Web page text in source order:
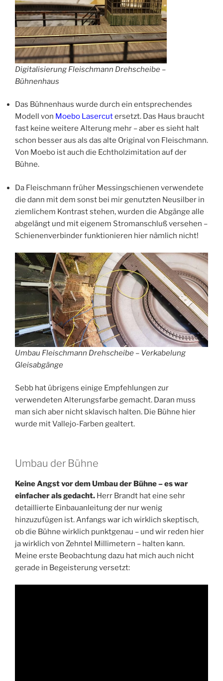
Digitalisierung Fleischmann Drehscheibe –
Bühnenhaus
Das Bühnenhaus wurde durch ein entsprechendes
Modell von Moebo Lasercutersetzt. Das Haus braucht
fast keine weitere Alterung mehr – aber es sieht halt
schon besser aus als das alte Original von Fleischmann.
Von Moebo ist auch die Echtholzimitation auf der
Bühne.
Da Fleischmann früher Messingschienen verwendete
die dann mit dem sonst bei mir genutzten Neusilber in
ziemlichem Kontrast stehen, wurden die Abgänge alle
abgelängt und mit eigenem Stromanschluß versehen –
Schienenverbinder funktionieren hier nämlich nicht!
Umbau Fleischmann Drehscheibe – Verkabelung
Gleisabgänge
Sebb hat übrigens einige Empfehlungen zur
verwendeten Alterungsfarbe gemacht. Daran muss
man sich aber nicht sklavisch halten. Die Bühne hier
wurde mit Vallejo-Farben gealtert.
Umbau der Bühne
Keine Angst vor dem Umbau der Bühne – es war
einfacher als gedacht. Herr Brandt hat eine sehr
detaillierte Einbauanleitung der nur wenig
hinzuzufügen ist. Anfangs war ich wirklich skeptisch,
ob die Bühne wirklich punktgenau – und wir reden hier
ja wirklich von Zehntel Millimetern – halten kann.
Meine erste Beobachtung dazu hat mich auch nicht
gerade in Begeisterung versetzt: